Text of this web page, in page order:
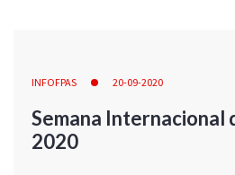
INFOFPAS 20-09-2020
Semana Internacional
2020